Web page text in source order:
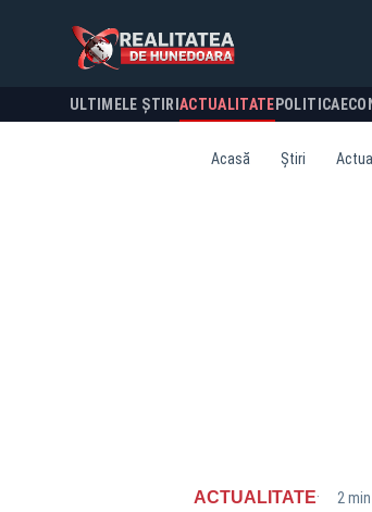
ULTIMELE ȘTIRI ACTUALITATE POLITICA
Acasă Știri
ACTUALITATE· 2